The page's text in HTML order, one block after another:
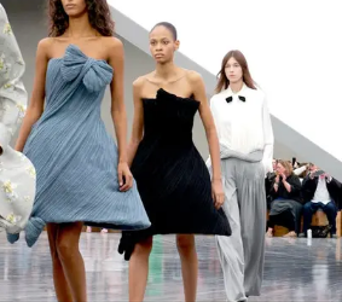
時代已經展開！